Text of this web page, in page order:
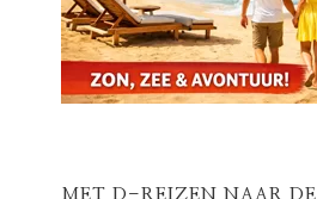
MET D-REIZEN NAAR DE